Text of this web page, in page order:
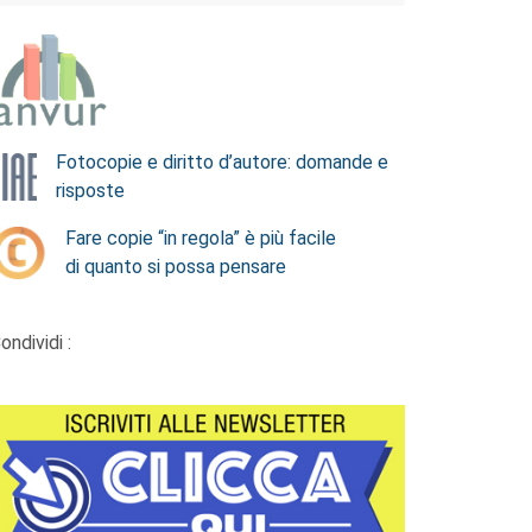
Fotocopie e diritto d’autore: domande e
risposte
Fare copie “in regola” è più facile
di quanto si possa pensare
: